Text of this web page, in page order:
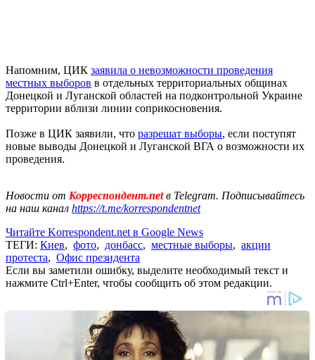
Напомним, ЦИК заявила о невозможности проведения
местных выборов в отдельных территориальных общинах
Донецкой и Луганской областей на подконтрольной Украине
территории вблизи линии соприкосновения.
Позже в ЦИК заявили, что разрешат выборы, если поступят
новые выводы Донецкой и Луганской ВГА о возможности их
проведения.
Новости от Корреспондент.netв Telegram. Подписывайтесь
на наш канал https://t.me/korrespondentnet
Читайте Korrespondent.net в Google News
ТЕГИ: Киев, фото, донбасс, местные выборы, акции
протеста, Офис президента
Если вы заметили ошибку, выделите необходимый текст и
нажмите Ctrl+Enter, чтобы сообщить об этом редакции.